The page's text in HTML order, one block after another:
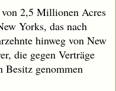
2,5 Millionen Acres
Yorks, das nach
hinweg von New
die gegen Verträge
Besitz genommen